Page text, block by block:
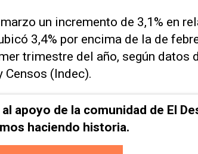
un incremento de 3,1% en
3,4% por encima de la de
trimestre del año, según datos
(Indec).
apoyo de la comunidad de El
haciendo historia.